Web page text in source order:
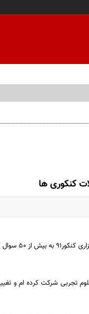
کنکوری ها
سوال کنکوری ها پاسخ داد.
تجربی شرکت کرده ام و